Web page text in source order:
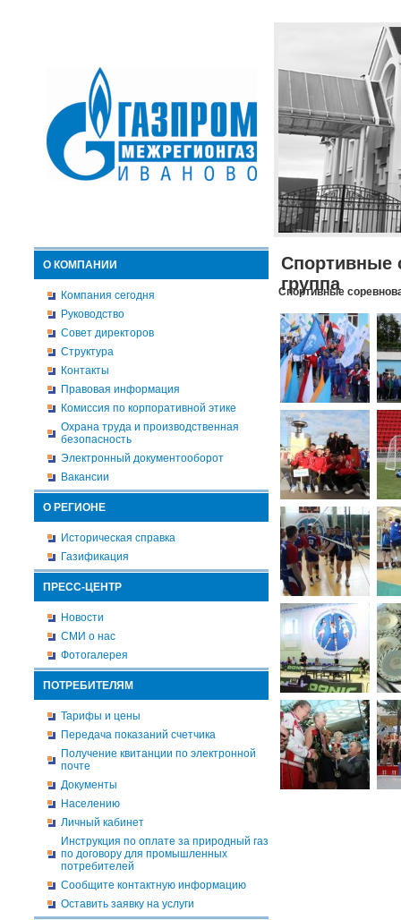
О КОМПАНИИ
Компания сегодня
Руководство
Совет директоров
Структура
Контакты
Правовая информация
Комиссия по корпоративной этике
Охрана труда и производственная
безопасность
Электронный документооборот
Вакансии
О РЕГИОНЕ
Историческая справка
Газификация
ПРЕСС-ЦЕНТР
Новости
СМИ о нас
Фотогалерея
ПОТРЕБИТЕЛЯМ
Тарифы и цены
Передача показаний счетчика
Получение квитанции по электронной
почте
Документы
Населению
Личный кабинет
Инструкция по оплате за природный газ
по договору для промышленных
потребителей
Сообщите контактную информацию
Оставить заявку на услуги
Спортивные
группа
Спортивные